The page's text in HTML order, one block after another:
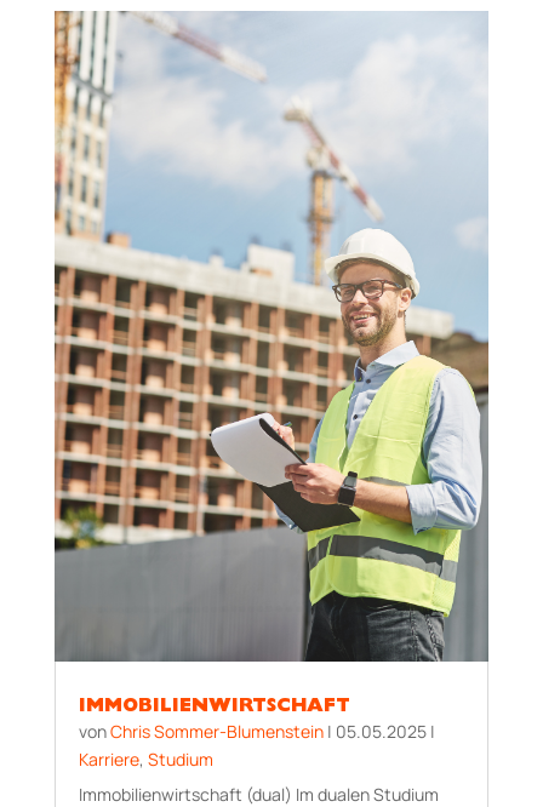
IMMOBILIENWIRTSCHAFT
vonChris Sommer-Blumenstein| 05.05.2025|
Karriere, Studium
Immobilienwirtschaft (dual) Im dualen Studium